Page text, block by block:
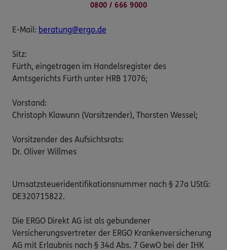
0800 / 666 9000
E-Mail: beratung@ergo.de
Sitz:
Fürth, eingetragen im Handelsregister des
Amtsgerichts Fürth unter HRB 17076;
Vorstand:
Christoph Klawunn (Vorsitzender), Thorsten Wessel;
Vorsitzender des Aufsichtsrats:
Dr. Oliver Willmes
Umsatzsteueridentifikationsnummer nach § 27a UStG:
DE320715822.
Die ERGO Direkt AG ist als gebundener
Versicherungsvertreter der ERGO Krankenversicherung
AG mit Erlaubnis nach § 34d Abs. 7 GewO bei der IHK